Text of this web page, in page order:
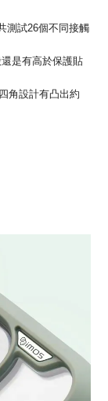
測試26個不同接觸
是有高於保護貼
角設計有凸出約